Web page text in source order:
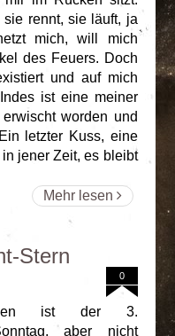
rennt, sie läuft, ja
mich, will mich
des Feuers. Doch
und auf mich
ist eine meiner
worden und
letzter Kuss, eine
jener Zeit, es bleibt
Mehr lesen
Stern
0
ist der 3.
aber nicht